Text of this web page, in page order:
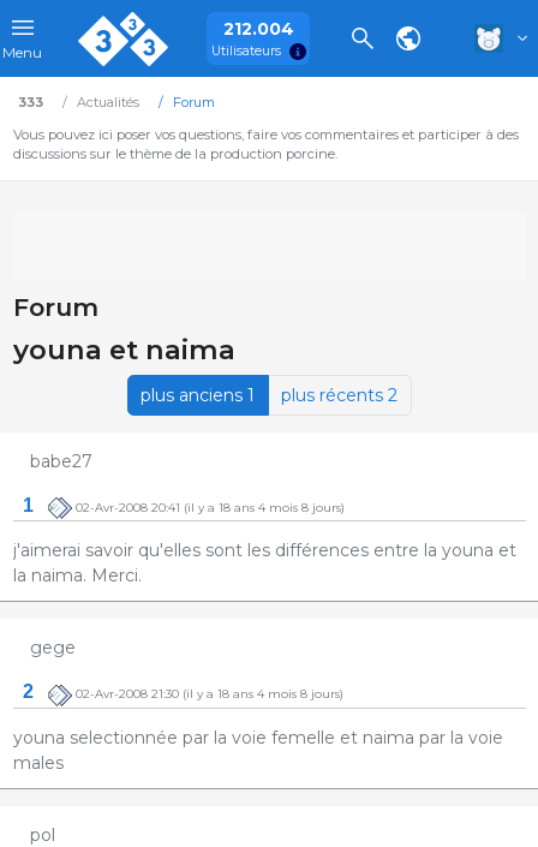
Menu
212.004
Utilisateurs
333 Actualités
Forum
Vous pouvez ici poser vos questions, faire vos commentaires et participer à des
discussions sur le thème de la production porcine.
Forum
youna et naima
plus anciens 1 plus récents 2
babe27
1 02-Avr-2008 20:41 (il y a 18 ans 4 mois 8 jours)
j'aimerai savoir qu'elles sont les différences entre la youna et
la naima. Merci.
gege
2 02-Avr-2008 21:30(il y a 18 ans 4 mois 8 jours)
youna selectionnée par la voie femelle et naima par la voie
males
pol